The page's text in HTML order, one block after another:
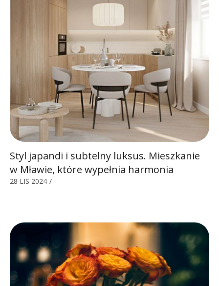
Styl japandi i subtelny luksus. Mieszkanie
w Mławie, które wypełnia harmonia
28 LIS 2024 /